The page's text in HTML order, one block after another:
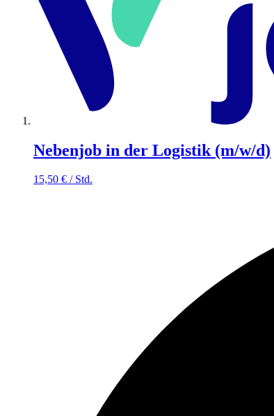
Nebenjob in der Logistik (m/w/d)
15,50 € / Std.